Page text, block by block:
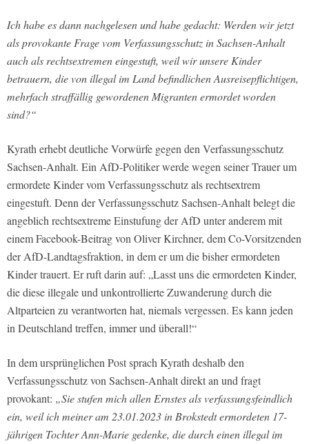
Ich habe es dann nachgelesen und habe gedacht: Werden wir jetzt
als provokante Frage vom Verfassungsschutz in Sachsen-Anhalt
auch als rechtsextremen eingestuft, weil wir unsere Kinder
betrauern, die von illegal im Land befindlichen Ausreisepflichtigen,
mehrfach straffällig gewordenen Migranten ermordet worden
sind?“
Kyrath erhebt deutliche Vorwürfe gegen den Verfassungsschutz
Sachsen-Anhalt. Ein AfD-Politiker werde wegen seiner Trauer um
ermordete Kinder vom Verfassungsschutz als rechtsextrem
eingestuft. Denn der Verfassungsschutz Sachsen-Anhalt belegt die
angeblich rechtsextreme Einstufung der AfD unter anderem mit
einem Facebook-Beitrag von Oliver Kirchner, dem Co-Vorsitzenden
der AfD-Landtagsfraktion, in dem er um die bisher ermordeten
Kinder trauert. Er ruft darin auf: „Lasst uns die ermordeten Kinder,
die diese illegale und unkontrollierte Zuwanderung durch die
Altparteien zu verantworten hat, niemals vergessen. Es kann jeden
in Deutschland treffen, immer und überall!“
In dem ursprünglichen Post sprach Kyrath deshalb den
Verfassungsschutz von Sachsen-Anhalt direkt an und fragt
provokant: „Sie stufen mich allen Ernstes als verfassungsfeindlich
ein, weil ich meiner am 23.01.2023 in Brokstedt ermordeten 17-
jährigen Tochter Ann-Marie gedenke, die durch einen illegal im